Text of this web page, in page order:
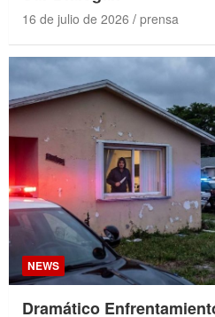
16 de julio de 2026 prensa
NEWS
Dramático